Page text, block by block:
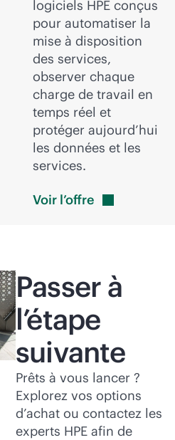
logiciels HPE conçus
pour automatiser la
mise à disposition
des services,
observer chaque
charge de travail en
temps réel et
protéger aujourd’hui
les données et les
services.
Voir l’offre
Passer à
l’étape
suivante
Prêts à vous lancer ?
Explorez vos options
d’achat ou contactez les
experts HPE afin de